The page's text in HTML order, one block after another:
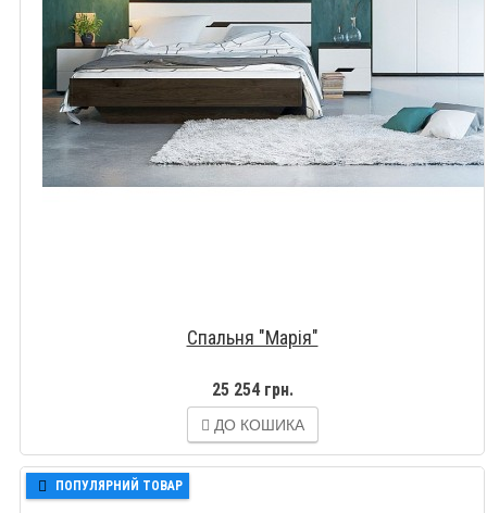
Спальня "Марія"
25 254 грн.
ДО КОШИКА
ПОПУЛЯРНИЙ ТОВАР